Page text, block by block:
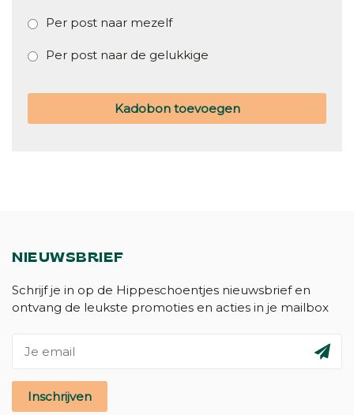
Per post naar mezelf
Per post naar de gelukkige
Kadobon toevoegen
NIEUWSBRIEF
Schrijf je in op de Hippeschoentjes nieuwsbrief en
ontvang de leukste promoties en acties in je mailbox
Inschrijven